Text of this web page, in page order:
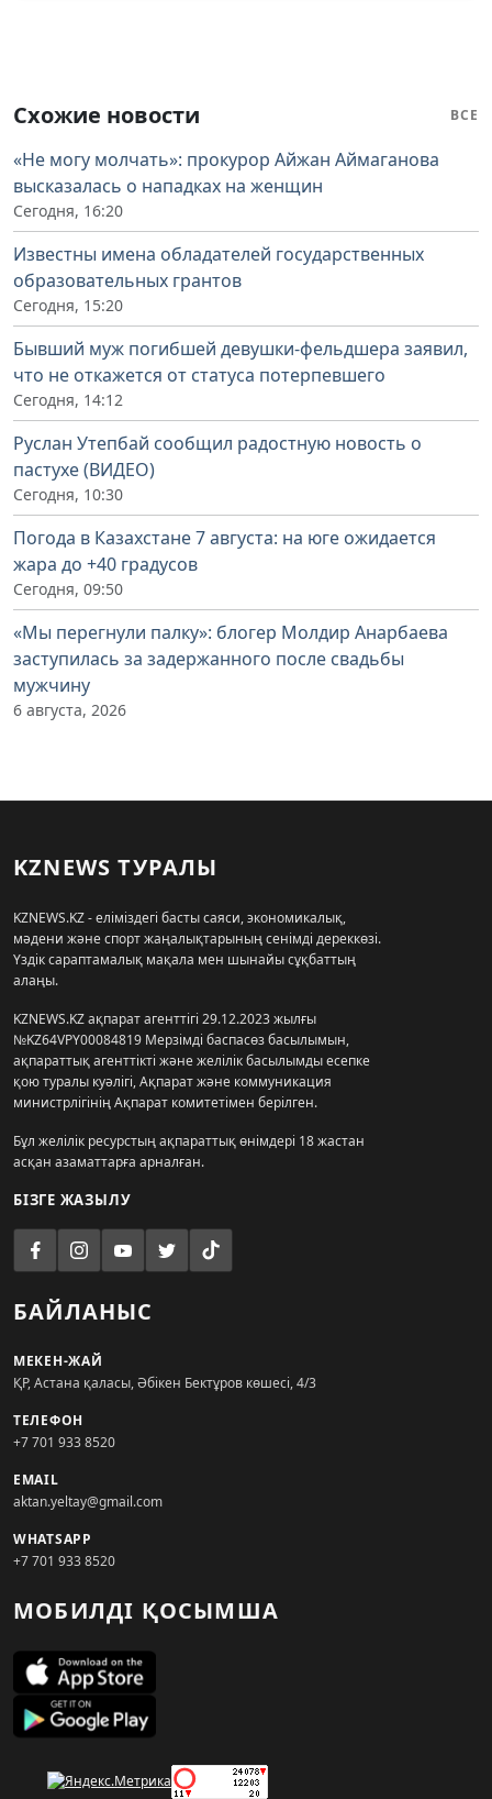
Схожие новости ВСЕ
«Не могу молчать»: прокурор Айжан Аймаганова
высказалась о нападках на женщин
Сегодня, 16:20
Известны имена обладателей государственных
образовательных грантов
Сегодня, 15:20
Бывший муж погибшей девушки-фельдшера заявил,
что не откажется от статуса потерпевшего
Сегодня, 14:12
Руслан Утепбай сообщил радостную новость о
пастухе (ВИДЕО)
Сегодня, 10:30
Погода в Казахстане 7 августа: на юге ожидается
жара до +40 градусов
Сегодня, 09:50
«Мы перегнули палку»: блогер Молдир Анарбаева
заступилась за задержанного после свадьбы
мужчину
6 августа, 2026
KZNEWS ТУРАЛЫ
KZNEWS.KZ - еліміздегі басты саяси, экономикалық,
мәдени және спорт жаңалықтарының сенімді дереккөзі.
Үздік сараптамалық мақала мен шынайы сұқбаттың
алаңы.
KZNEWS.KZ ақпарат агенттігі 29.12.2023 жылғы
№KZ64VPY00084819 Мерзімді баспасөз басылымын,
ақпараттық агенттікті және желілік басылымды есепке
қою туралы куәлігі, Ақпарат және коммуникация
министрлігінің Ақпарат комитетімен берілген.
Бұл желілік ресурстың ақпараттық өнімдері 18 жастан
асқан азаматтарға арналған.
БІЗГЕ ЖАЗЫЛУ
БАЙЛАНЫС
МЕКЕН-ЖАЙ
ҚР, Астана қаласы, Әбікен Бектұров көшесі, 4/3
ТЕЛЕФОН
+7 701 933 8520
EMAIL
aktan.yeltay@gmail.com
WHATSAPP
+7 701 933 8520
МОБИЛДІ ҚОСЫМША